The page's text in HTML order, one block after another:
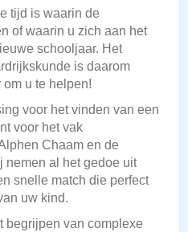
tijd is waarin de
of waarin u zich aan het
schooljaar. Het
is daarom
u te helpen!
voor het vinden van een
voor het vak
Chaam en de
nemen al het gedoe uit
snelle match die perfect
uw kind.
begrijpen van complexe